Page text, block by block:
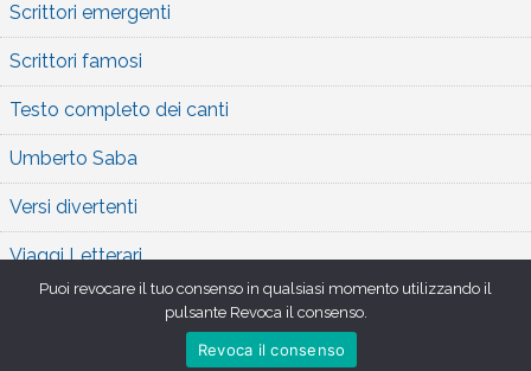
Scrittori emergenti
Scrittori famosi
Testo completo dei canti
Umberto Saba
Versi divertenti
Viaggi Letterari
Copyright 2026 , Orlando Furioso,Theme by
Puoi revocare il tuo consenso in qualsiasi momento utilizzando il
pulsante Revoca il consenso.
Revoca il consenso